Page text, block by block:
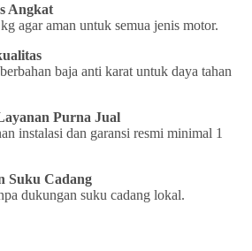
Angkat
agar aman untuk semua jenis motor.
baja anti karat untuk daya tahan
Purna Jual
instalasi dan garansi resmi minimal 1
Suku Cadang
dukungan suku cadang lokal.